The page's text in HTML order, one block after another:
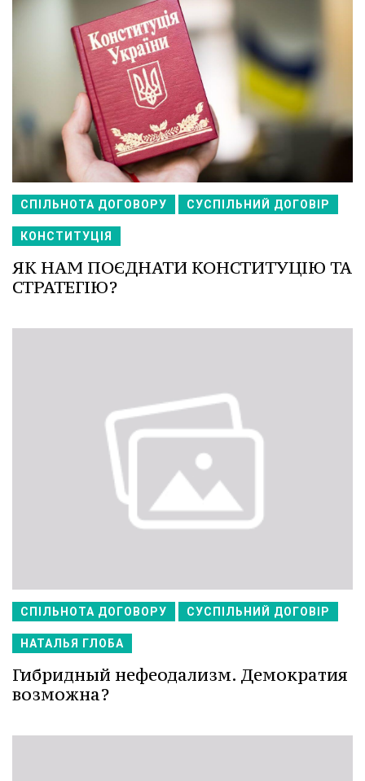
СПІЛЬНОТА ДОГОВОРУ СУСПІЛЬНИЙ ДОГОВІР
КОНСТИТУЦІЯ
ЯК НАМ ПОЄДНАТИ КОНСТИТУЦІЮ ТА
СТРАТЕГІЮ?
СПІЛЬНОТА ДОГОВОРУ СУСПІЛЬНИЙ ДОГОВІР
НАТАЛЬЯ ГЛОБА
Гибридный нефеодализм. Демократия
возможна?